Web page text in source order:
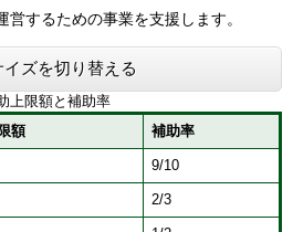
営するための事業を支援します。
ズを切り替える
上限額と補助率
額 補助率
9/10
2/3